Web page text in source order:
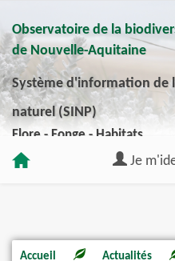
Observatoire de la
de Nouvelle-Aquitaine
Système d'information
naturel (SINP)
Flore - Fonge - Habitats
Je
Accueil Actualités